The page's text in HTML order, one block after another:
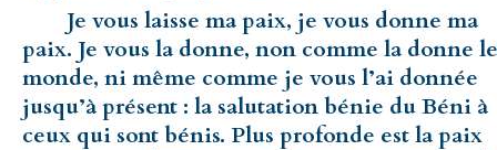
Je vous laisse ma paix, je vous donne ma
paix. Je vous la donne, non comme la donne le
monde, ni même comme je vous l’ai donnée
jusqu’à présent : la salutation bénie du Béni à
ceux qui sont bénis. Plus profonde est la paix